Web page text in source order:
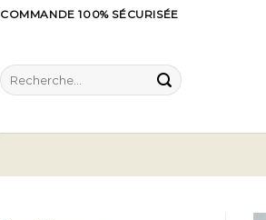
COMMANDE 100% SÉCURISÉE
Recherche
pour :